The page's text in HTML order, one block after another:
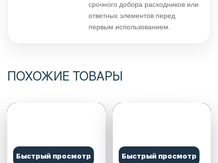
срочного добора расходников или
ответных элементов перед
первым использованием.
ПОХОЖИЕ ТОВАРЫ
Быстрый просмотр Быстрый просмотр